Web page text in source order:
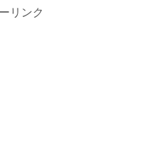
リンク